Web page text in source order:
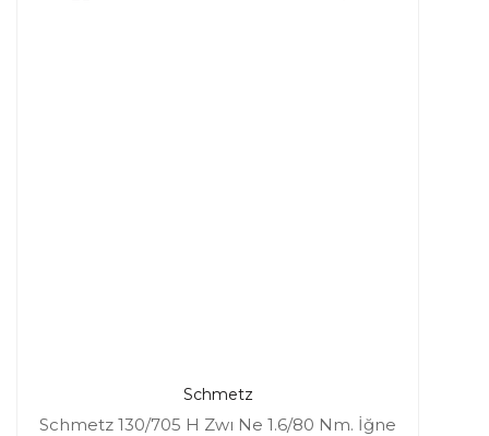
Schmetz
Schmetz 130/705 H Zwı Ne 1.6/80 Nm. İğne